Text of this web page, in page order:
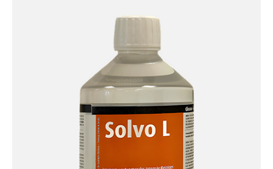
desengordurante, desenvolvido para operações de
limpeza intensiva em moldes, equipamentos e
componentes mecânicos. A sua formulação permite
remover eficazmente óleos, graxas e resíduos
difíceis, garantindo uma limpeza profunda sem
comprometer as superfícies, ideal para intervenções
de manutenção mais exigentes.